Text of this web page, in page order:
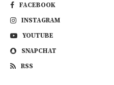
FACEBOOK
INSTAGRAM
YOUTUBE
SNAPCHAT
RSS